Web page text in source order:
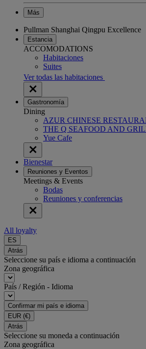
Más
Pullman Shanghai Qingpu Excellence
Estancia
ACCOMODATIONS
Habitaciones
Suites
Ver todas las habitaciones
Gastronomía
Dining
AZUR CHINESE
THE Q SEAFOOD AND
Yue Cafe
Bienestar
Reuniones y Eventos
Meetings & Events
Bodas
Reuniones y conferencias
All loyalty
ES
Atrás
Seleccione su país e idioma a continuación
Zona geográfica
País / Región - Idioma
Confirmar mi país e idioma
EUR (€)
Atrás
Seleccione su moneda a continuación
Zona geográfica